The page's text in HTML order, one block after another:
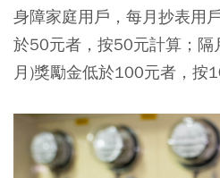
身障家庭用戶，每月抄表用
於50元者，按50元計算；隔
月)獎勵金低於100元者，按